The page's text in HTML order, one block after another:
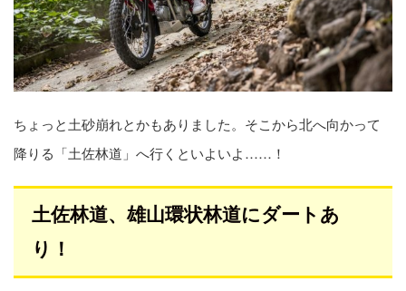
ちょっと土砂崩れとかもありました。そこから北へ向かって
降りる「土佐林道」へ行くといよいよ……！
土佐林道、雄山環状林道にダートあ
り！